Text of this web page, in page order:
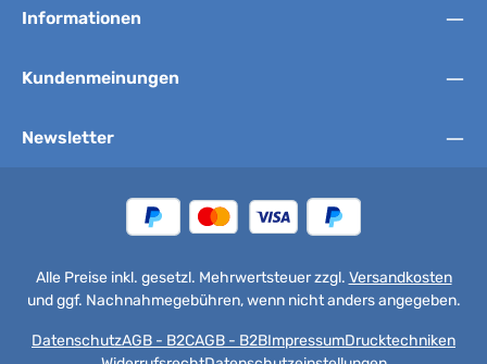
Informationen
Kundenmeinungen
Newsletter
Alle Preise inkl. gesetzl. Mehrwertsteuer zzgl. Versandkosten
und ggf. Nachnahmegebühren, wenn nicht anders angegeben.
DatenschutzAGB - B2CAGB - B2BImpressumDrucktechniken